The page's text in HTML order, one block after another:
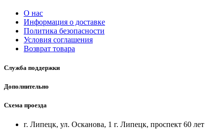
О нас
Информация о доставке
Политика безопасности
Условия соглашения
Возврат товара
Служба поддержки
Дополнительно
Схема проезда
г. Липецк, ул. Осканова, 1 г. Липецк, проспект 60 лет